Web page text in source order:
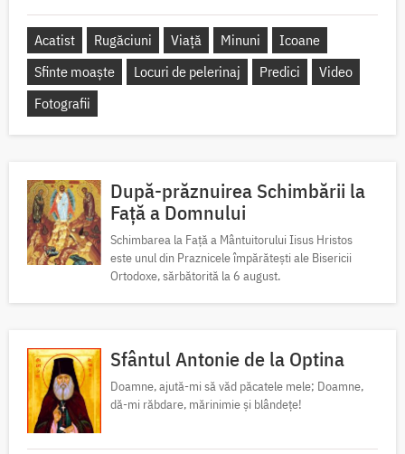
Acatist Rugăciuni Viață Minuni
Icoane
Sfinte moaște
Locuri de pelerinaj Predici
Video
Fotografii
După-prăznuirea Schimbării la
Față a Domnului
Schimbarea la Față a Mântuitorului Iisus Hristos
este unul din Praznicele împărătești ale Bisericii
Ortodoxe, sărbătorită la 6 august.
Sfântul Antonie de la Optina
Doamne, ajută-mi să văd păcatele mele; Doamne,
dă-mi răbdare, mărinimie şi blândeţe!